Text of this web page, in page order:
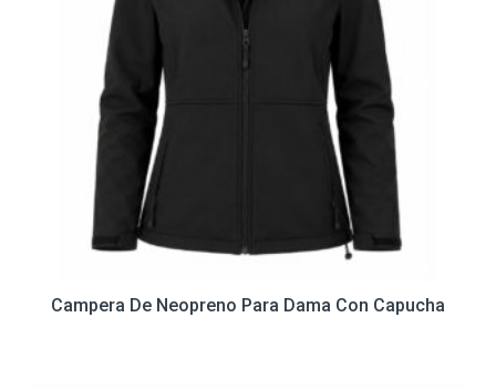
Campera De Neopreno Para Dama Con Capucha